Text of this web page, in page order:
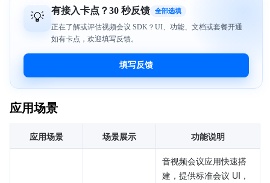
应用场景
应用场景 场景展示 功能说明
音视频会议应用快速搭
建，提供标准会议 UI，